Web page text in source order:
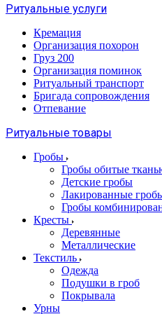
Ритуальные услуги
Кремация
Организация похорон
Груз 200
Организация поминок
Ритуальный транспорт
Бригада сопровождения
Отпевание
Ритуальные товары
Гробы
Гробы обитые
Детские гробы
Лакированные
Гробы
Кресты
Деревянные
Металлические
Текстиль
Одежда
Подушки в гроб
Покрывала
Урны